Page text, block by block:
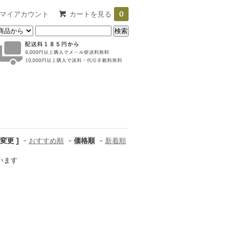
マイアカウント カートを見る 0
更 ] - おすすめ順 - 価格順 - 新着順
ます